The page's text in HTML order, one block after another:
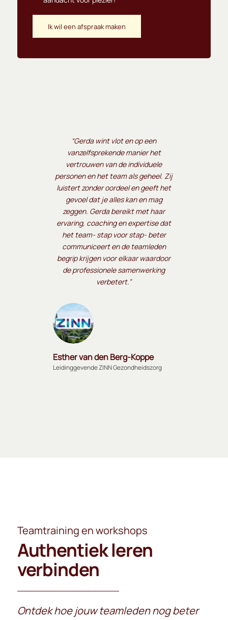
Ik wil een afspraak maken
“Gerda wint vlot en op een
vanzelfsprekende manier het
vertrouwen van de individuele
personen en het team als geheel. Zij
luistert zonder oordeel en geeft het
gevoel dat je alles kan en mag
zeggen. Gerda bereikt met haar
ervaring, coaching en expertise dat
het team- stap voor stap- beter
communiceert en de teamleden
begrip krijgen voor elkaar waardoor
de professionele samenwerking
verbetert.”
Esther van den Berg-Koppe
Leidinggevende ZINN Gezondheidszorg
Teamtraining en workshops
Authentiek leren
verbinden
Ontdek hoe jouw teamleden nog beter